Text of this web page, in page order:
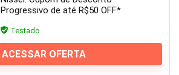
Progressivo de até R$50 OFF*
Testado
ACESSAR OFERTA